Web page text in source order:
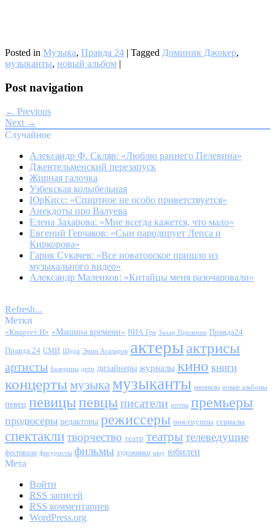
Posted in Музыка, Правда 24 | Tagged Доминик Джокер,
музыканты, новый альбом |
Post navigation
← Previous
Next →
Случайное
Александр Ф. Скляр: «Люблю раннего Пелевина»
Джентельменский перезапуск
Жирная галочка
Узбекская колыбельная
ЮрКисс: «Спиртное не особо приветствуется»
Анекдоты про Валуева
Елена Захарова: «Мне всегда кажется, что мало»
Евгений Герчаков: «Сын пародирует Лепса и
Киркорова»
Гарик Сукачев: «Все новаторское пришло из
музыкального видео»
Александр Маленков: «Китайцы меня разочаровали»
Refresh...
Метки
«Квартет И» «Машина времени» ВИА Гра Захар Прилепин Правда24
Правда 24 СМИ Шура Эмин Агаларов актерыактрисы
артисты балерины дети дизайнеры журналы кино книги
концерты музыка музыканты мюзиклы новые альбомы
певец певицыпевцыписатели поэты премьеры
продюсеры редакторы режиссеры рок-группы сериалы
спектаклитворчество театр театрытелеведущие
фестивали фигуристы фильмы художники шоу юбилеи
Мета
Войти
RSS записей
RSS комментариев
WordPress.org